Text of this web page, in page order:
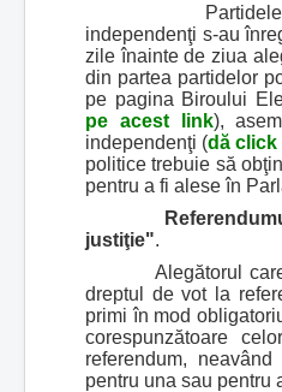
Partidele
independenţi s-au
zile înainte de ziua
din partea partidelor
pe pagina Biroului
pe acest link),
independenţi (dă click
politice trebuie să
pentru a fi alese în
justiţie".
Alegătorul care
dreptul de vot la
primi în mod
corespunzătoare
referendum,
pentru una sau pentru